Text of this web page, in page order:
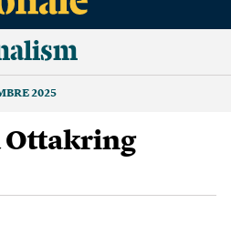
2025
Ottakring